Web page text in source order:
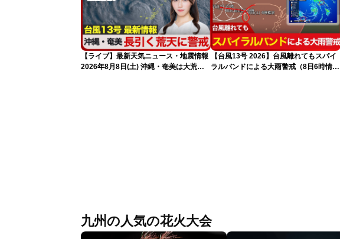
【ライブ】最新天気ニュース・地震情報
2026年8月8日(土) 沖縄・奄美は大荒れ
【台風13号 2026】台風離れてもスパイ
ラルバンドによる大雨警戒（8日6時情
九州の人気の花火大会